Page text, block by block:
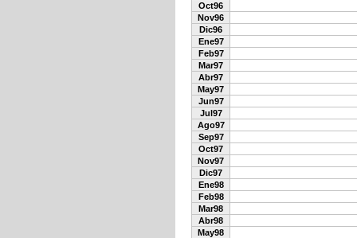
Oct96
Nov96
Dic96
Ene97
Feb97
Mar97
Abr97
May97
Jun97
Jul97
Ago97
Sep97
Oct97
Nov97
Dic97
Ene98
Feb98
Mar98
Abr98
May98